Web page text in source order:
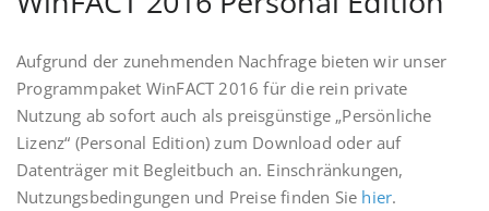
Aufgrund der zunehmenden Nachfrage bieten wir unser
Programmpaket WinFACT 2016 für die rein private
Nutzung ab sofort auch als preisgünstige „Persönliche
Lizenz“ (Personal Edition) zum Download oder auf
Datenträger mit Begleitbuch an. Einschränkungen,
Nutzungsbedingungen und Preise finden Sie hier.